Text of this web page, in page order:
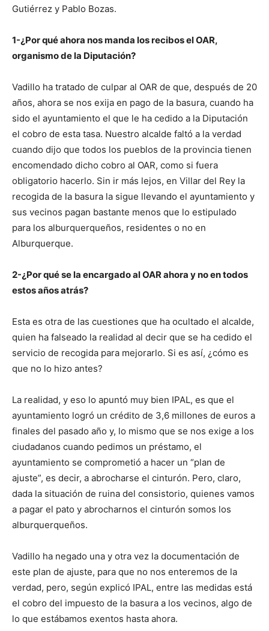
Gutiérrez y Pablo Bozas.
1-¿Por qué ahora nos manda los recibos el OAR,
organismo de la Diputación?
Vadillo ha tratado de culpar al OAR de que, después de 20
años, ahora se nos exija en pago de la basura, cuando ha
sido el ayuntamiento el que le ha cedido a la Diputación
el cobro de esta tasa. Nuestro alcalde faltó a la verdad
cuando dijo que todos los pueblos de la provincia tienen
encomendado dicho cobro al OAR, como si fuera
obligatorio hacerlo. Sin ir más lejos, en Villar del Rey la
recogida de la basura la sigue llevando el ayuntamiento y
sus vecinos pagan bastante menos que lo estipulado
para los alburquerqueños, residentes o no en
Alburquerque.
2-¿Por qué se la encargado al OAR ahora y no en todos
estos años atrás?
Esta es otra de las cuestiones que ha ocultado el alcalde,
quien ha falseado la realidad al decir que se ha cedido el
servicio de recogida para mejorarlo. Si es así, ¿cómo es
que no lo hizo antes?
La realidad, y eso lo apuntó muy bien IPAL, es que el
ayuntamiento logró un crédito de 3,6 millones de euros a
finales del pasado año y, lo mismo que se nos exige a los
ciudadanos cuando pedimos un préstamo, el
ayuntamiento se comprometió a hacer un “plan de
ajuste”, es decir, a abrocharse el cinturón. Pero, claro,
dada la situación de ruina del consistorio, quienes vamos
a pagar el pato y abrocharnos el cinturón somos los
alburquerqueños.
Vadillo ha negado una y otra vez la documentación de
este plan de ajuste, para que no nos enteremos de la
verdad, pero, según explicó IPAL, entre las medidas está
el cobro del impuesto de la basura a los vecinos, algo de
lo que estábamos exentos hasta ahora.